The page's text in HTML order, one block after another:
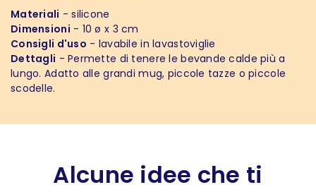
Materiali - silicone
Dimensioni - 10 ø x 3 cm
Consigli d'uso - lavabile in lavastoviglie
Dettagli - Permette di tenere le bevande calde più a
lungo. Adatto alle grandi mug, piccole tazze o piccole
scodelle.
Alcune idee che ti